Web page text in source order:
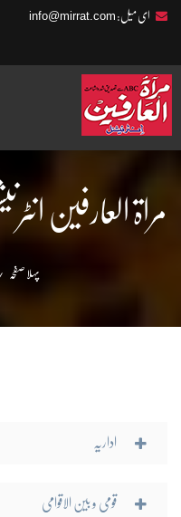
ای میل: info@mirrat.com
مراۃ العارفین
پہلا صفحہ
اداریہ
قومی و بین الاقوامی